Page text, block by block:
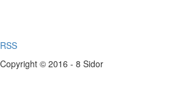
RSS
Copyright © 2016 - 8 Sidor